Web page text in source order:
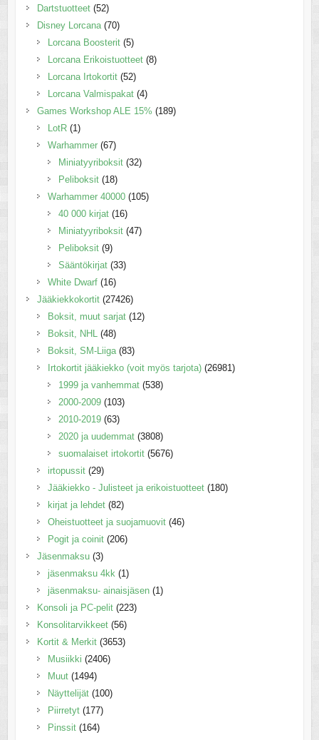
Dartstuotteet (52)
Disney Lorcana (70)
Lorcana Boosterit (5)
Lorcana Erikoistuotteet (8)
Lorcana Irtokortit (52)
Lorcana Valmispakat (4)
Games Workshop ALE 15% (189)
LotR (1)
Warhammer (67)
Miniatyyriboksit (32)
Peliboksit (18)
Warhammer 40000 (105)
40 000 kirjat (16)
Miniatyyriboksit (47)
Peliboksit (9)
Sääntökirjat (33)
White Dwarf (16)
Jääkiekkokortit (27426)
Boksit, muut sarjat (12)
Boksit, NHL
(48)
Boksit, SM-Liiga (83)
Irtokortit jääkiekko (voit myös tarjota) (26981)
1999 ja vanhemmat (538)
2000-2009 (103)
2010-2019 (63)
2020 ja uudemmat (3808)
suomalaiset irtokortit (5676)
irtopussit (29)
Jääkiekko - Julisteet ja erikoistuotteet (180)
kirjat ja lehdet (82)
Oheistuotteet ja suojamuovit (46)
Pogit ja coinit (206)
Jäsenmaksu (3)
jäsenmaksu 4kk (1)
jäsenmaksu- ainaisjäsen (1)
Konsoli ja PC-pelit (223)
Konsolitarvikkeet (56)
Kortit & Merkit (3653)
Musiikki (2406)
Muut (1494)
Näyttelijät (100)
Piirretyt (177)
Pinssit (164)